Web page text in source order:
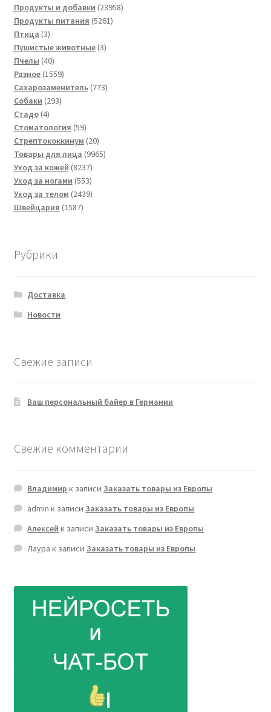
товаров
Продукты и добавки 2395823958
Продукты питания 52615261
Птица 33
товара
Пушистые животные 33
Пчелы 4040
товаров
Разное 15591559
товаров
Сахарозаменитель 773773
Собаки 293293
Стадо 44
товара
Стоматология 5959
товаров
Стрептококкинум 2020
товаров
Товары для лица 99659965
Уход за кожей 82378237
товаров
Уход за ногами 553553
товара
Уход за телом 24392439
Швейцария 15871587
Рубрики
Доставка
Новости
Свежие записи
Ваш персональный байер в Германии
Свежие комментарии
Владимир к записиЗаказать товары из Европы
admin к записиЗаказать товары из Европы
Алексей к записиЗаказать товары из Европы
Лаура к записиЗаказать товары из Европы